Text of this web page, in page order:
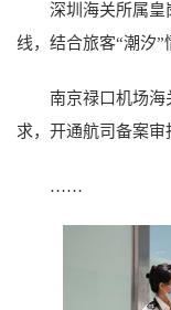
深圳海关所属皇
线，结合旅客“潮汐”
南京禄口机场
求，开通航司备案审
……